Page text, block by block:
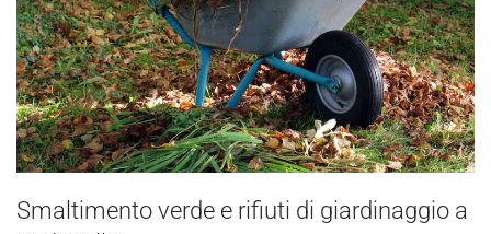
Smaltimento verde e rifiuti di giardinaggio a